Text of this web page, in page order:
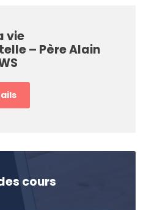
vie
– Père Alain
cours